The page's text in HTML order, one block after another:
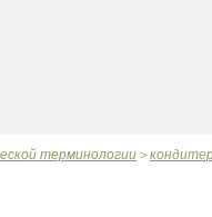
терминологии >